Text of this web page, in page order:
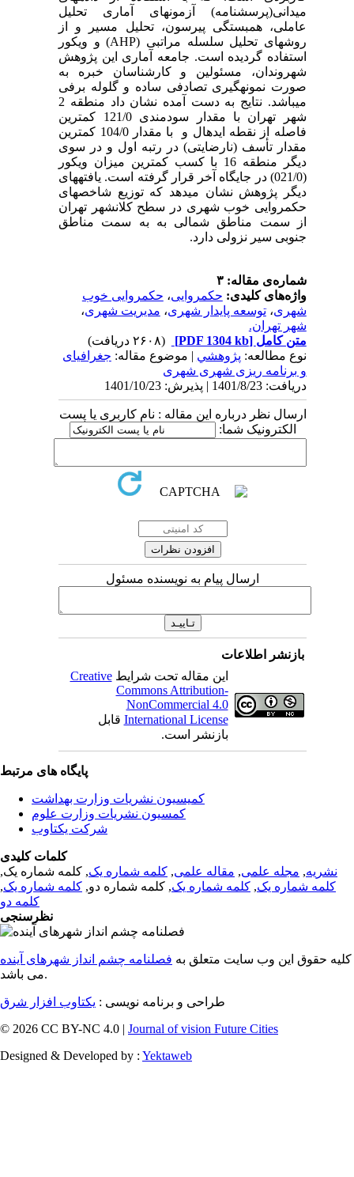
میدانی(پرسش­نامه) آزمون­های آماری تحلیل
عاملی، همبستگی پیرسون، تحلیل مسیر و از
روش­های تحلیل سلسله مراتبی (AHP) و ویکور
استفاده گردیده است. جامعه آماری این پژوهش
شهروندان، مسئولین و کارشناسان خبره به
صورت نمونه­گیری تصادفی ساده و گلوله برفی
می­باشد. نتایج به دست آمده نشان داد منطقه 2
شهر تهران با مقدار سودمندی 121/0 کمترین
فاصله از نقطه ایده­ال و با مقدار 104/0 کمترین
مقدار تأسف (نارضایتی) در رتبه اول و در سوی
دیگر منطقه 16 با کسب کمترین میزان ویکور
(021/0) در جایگاه آخر قرار گرفته است. یافته­های
دیگر پژوهش نشان می­دهد که توزیع شاخص­های
حکمروایی خوب شهری در سطح کلان­شهر تهران
از سمت مناطق شمالی به به سمت مناطق
جنوبی سیر نزولی دارد.
شماره‌ی مقاله: ۳
واژه‌های کلیدی: حکمروایی، حکمروایی خوب
شهری،توسعه پایدار شهری، مدیریت شهری،
شهر تهران.
متن کامل [PDF 1304 kb]
(۲۶۰۸ دریافت)
نوع مطالعه: پژوهشي | موضوع مقاله: جغرافیای
و برنامه ریزی شهری شهری
دریافت: 1401/8/23 | پذیرش: 1401/10/23
ارسال نظر درباره این مقاله : نام کاربری یا پست
الکترونیک شما:
ارسال پیام به نویسنده مسئول
بازنشر اطلاعات
این مقاله تحت شرایطCreative
Commons Attribution-
NonCommercial 4.0
International License قابل
بازنشر است.
پایگاه های مرتبط
کمیسیون نشریات وزارت بهداشت
کمسیون نشریات وزارت علوم
شرکت یکتاوب
کلمات کلیدی
نشریه, مجله علمی, مقاله علمی, کلمه شماره یک, کلمه شماره یک,
کلمه شماره یک, کلمه شماره یک, کلمه شماره دو, کلمه شماره یک,
کلمه دو
نظرسنجی
کلیه حقوق این وب سایت متعلق به فصلنامه چشم انداز شهرهای آینده
می باشد.
طراحی و برنامه نویسی : یکتاوب افزار شرق
© 2026 CC BY-NC 4.0 | Journal of vision Future Cities
Designed & Developed by : Yektaweb